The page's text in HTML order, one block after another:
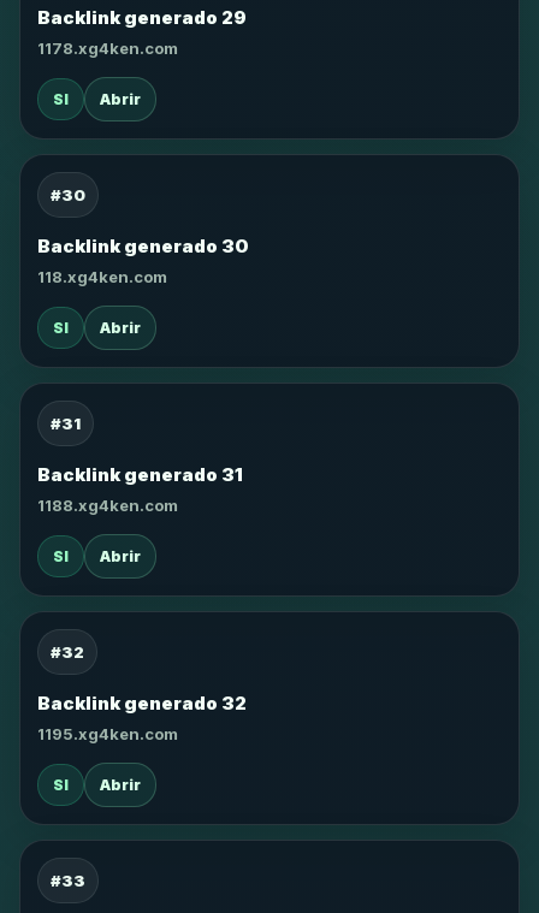
Backlink generado 29
1178.xg4ken.com
SI Abrir
#30
Backlink generado 30
118.xg4ken.com
SI Abrir
#31
Backlink generado 31
1188.xg4ken.com
SI Abrir
#32
Backlink generado 32
1195.xg4ken.com
SI Abrir
#33